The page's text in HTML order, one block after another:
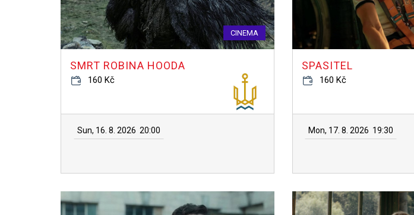
CINEMA
SMRT ROBINA HOODA
160 Kč
Sun, 16. 8. 2026 20:00
SPASITEL
160 Kč
Mon, 17. 8. 2026 19:30